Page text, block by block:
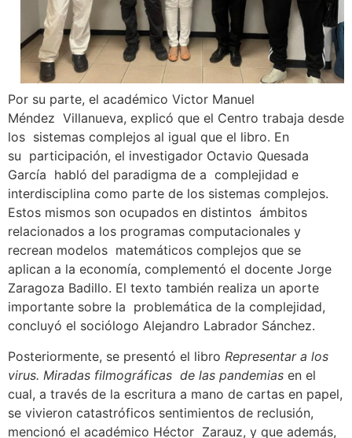
Por su parte, el académico Victor Manuel
Méndez Villanueva, explicó que el Centro trabaja desde
los sistemas complejos al igual que el libro. En
su participación, el investigador Octavio Quesada
García habló del paradigma de a complejidad e
interdisciplina como parte de los sistemas complejos.
Estos mismos son ocupados en distintos ámbitos
relacionados a los programas computacionales y
recrean modelos matemáticos complejos que se
aplican a la economía, complementó el docente Jorge
Zaragoza Badillo. El texto también realiza un aporte
importante sobre la problemática de la complejidad,
concluyó el sociólogo Alejandro Labrador Sánchez.
Posteriormente, se presentó el libro Representar a los
virus. Miradas filmográficas de las pandemias en el
cual, a través de la escritura a mano de cartas en papel,
se vivieron catastróficos sentimientos de reclusión,
mencionó el académico Héctor Zarauz, y que además,